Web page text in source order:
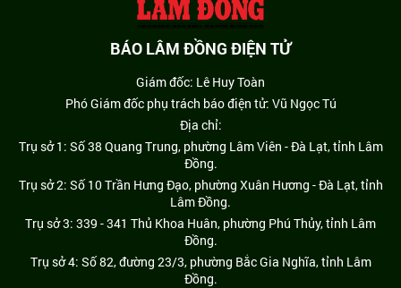
BÁO LÂM ĐỒNG ĐIỆN TỬ
Giám đốc: Lê Huy Toàn
Phó Giám đốc phụ trách báo điện tử: Vũ Ngọc Tú
Địa chỉ:
Trụ sở 1: Số 38 Quang Trung, phường Lâm Viên - Đà Lạt, tỉnh Lâm
Đồng.
Trụ sở 2: Số 10 Trần Hưng Đạo, phường Xuân Hương - Đà Lạt, tỉnh
Lâm Đồng.
Trụ sở 3: 339 - 341 Thủ Khoa Huân, phường Phú Thủy, tỉnh Lâm
Đồng.
Trụ sở 4: Số 82, đường 23/3, phường Bắc Gia Nghĩa, tỉnh Lâm
Đồng.